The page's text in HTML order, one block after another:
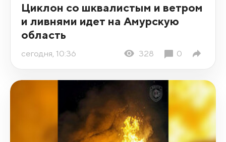
Циклон со шквалистым и ветром
и ливнями идет на Амурскую
область
сегодня, 10:36 328 0